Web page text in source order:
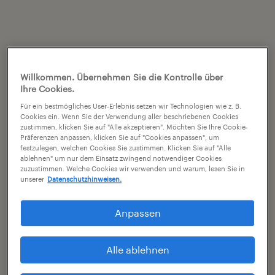
Willkommen. Übernehmen Sie die Kontrolle über
Ihre Cookies.
Für ein bestmögliches User-Erlebnis setzen wir Technologien wie z. B.
Cookies ein. Wenn Sie der Verwendung aller beschriebenen Cookies
zustimmen, klicken Sie auf "Alle akzeptieren". Möchten Sie Ihre Cookie-
Präferenzen anpassen, klicken Sie auf "Cookies anpassen", um
festzulegen, welchen Cookies Sie zustimmen. Klicken Sie auf "Alle
ablehnen" um nur dem Einsatz zwingend notwendiger Cookies
zuzustimmen. Welche Cookies wir verwenden und warum, lesen Sie in
unserer Datenschutzhinweisen.
Anpassen
Alle ablehnen